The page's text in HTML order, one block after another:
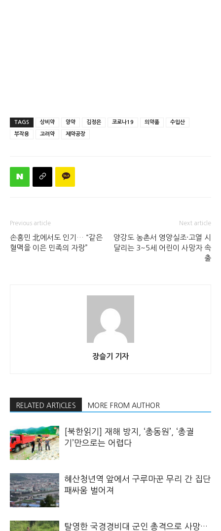
TAGS 상비약 양약 김정은 코로나19 의약품 수입산
부작용 고려약 제약공장
Previous article
손흥민 北에서도 인기… “같은
혈맥을 이은 민족의 자랑”
Next article
양강도 농촌서 영양실조·고열 시
달리는 3~5세 어린이 사망자 속
출
장슬기 기자
RELATED ARTICLES MORE FROM AUTHOR
[북한읽기] 재해 방지, ‘총동원’, ‘총궐
기’만으로는 어렵다
혜산청년역 앞에서 구루마꾼 무리 간 집단
패싸움 벌어져
탈영한 국경경비대 군인 총격으로 사망…